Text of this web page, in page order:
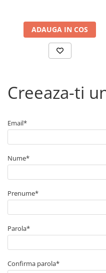
■ Tavite auto portbagaj
■ Covorase/presuri auto
■ Becuri auto
■ Accesorii auto exterior
■ Electrice auto
■ Truse si scule de mana
■ Capace roti
■ Stergatoare auto
■ Suporturi portbagaj
■ Consumabile service
■ Produse sezoniere
ADAUGA IN COS
Creeaza-ti
Email*
Nume*
Prenume*
Parola*
Confirma parola*